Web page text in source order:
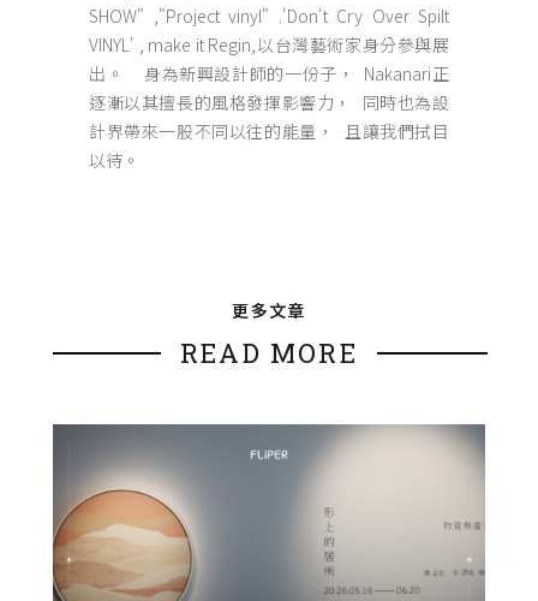
SHOW" ,"Project vinyl" .'Don't Cry Over Spilt
VINYL' , make it Regin,以台灣藝術家身分參與展
出。 身為新興設計師的一份子， Nakanari正
逐漸以其擅長的風格發揮影響力， 同時也為設
計界帶來一股不同以往的能量， 且讓我們拭目
以待。
更多文章
READ MORE